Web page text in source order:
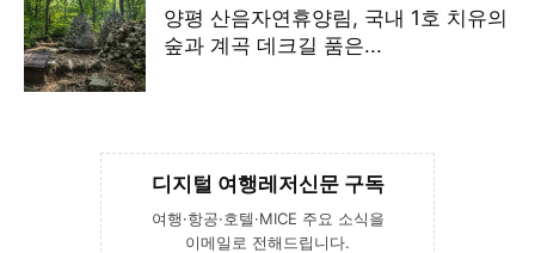
양평 산음자연휴양림, 국내 1호 치유의
숲과 계곡 데크길 품은...
디지털 여행레저신문 구독
여행·항공·호텔·MICE 주요 소식을
이메일로 전해드립니다.